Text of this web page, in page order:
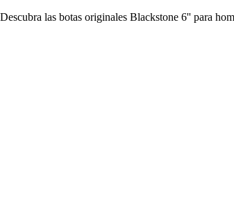
Descubra las botas originales Blackstone 6'' para